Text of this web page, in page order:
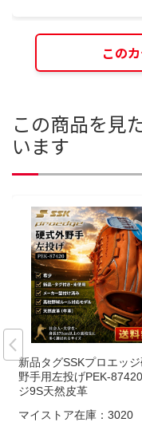
この
この商品を見
います
新品タグSSKプロエッ
野手用左投げPEK-
ジ9S天然皮革
マイストア在庫： 3020